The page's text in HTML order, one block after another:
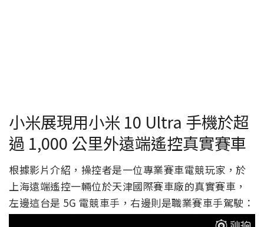
小米展現用小米 10 Ultra 手機於超
過 1,000 公里外遠端遙控真實賽車
根據影片介紹，操控者是一位專業賽車電競玩家，於
上海遠端遙控一輛位於天津國際賽車廠的真實賽車，
左邊這台是 5G 電競車手，右邊則是職業賽車手駕駛：